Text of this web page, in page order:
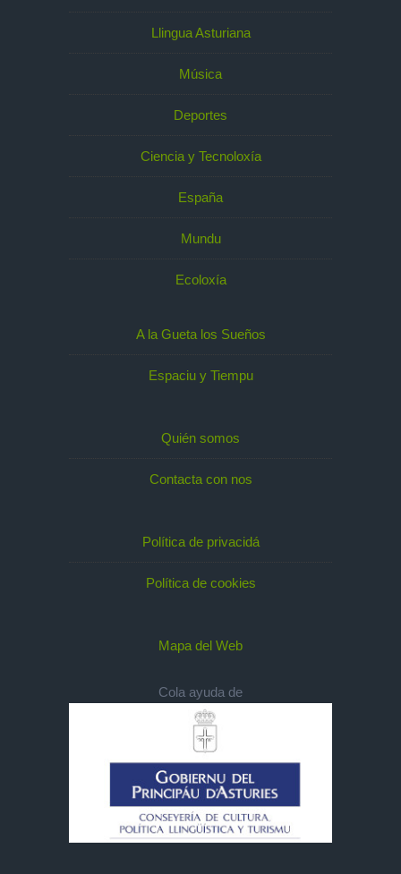
Llingua Asturiana
Música
Deportes
Ciencia y Tecnoloxía
España
Mundu
Ecoloxía
A la Gueta los Sueños
Espaciu y Tiempu
Quién somos
Contacta con nos
Política de privacidá
Política de cookies
Mapa del Web
Cola ayuda de